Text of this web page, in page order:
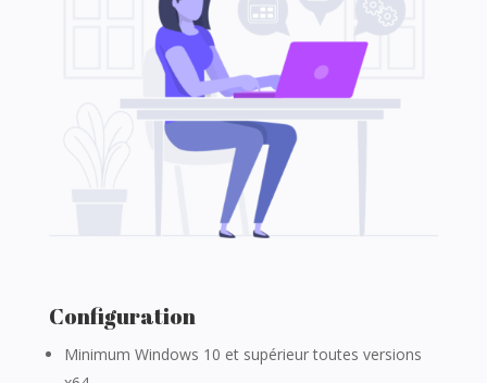
Configuration
Minimum Windows 10 et supérieur toutes versions